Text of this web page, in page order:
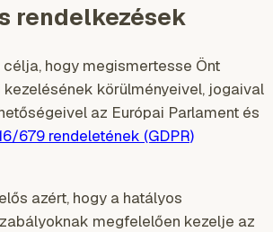
rendelkezések
hogy megismertesse Önt
körülményeivel, jogaival
az Európai Parlament és
679 rendeletének (GDPR)
azért, hogy a hatályos
megfelelően kezelje az